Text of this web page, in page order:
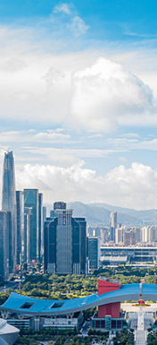
播 直播中国 熊猫频
蓝海中国 新兵请入
2026年冬奥
频道 生活体育大会
生态环境 一带一路
国保险 云顶对话 云
节目单 栏目 片库